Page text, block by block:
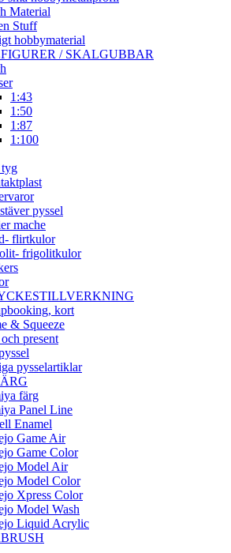
Material
Stuff
hobbymaterial
/ SKALGUBBAR
1:43
1:50
1:87
1:100
pyssel
mache
flirtkulor
frigolitkulor
kort
& Squeeze
present
pysselartiklar
färg
Panel Line
Enamel
Game Air
Game Color
Model Air
Model Color
Xpress Color
Model Wash
Liquid Acrylic